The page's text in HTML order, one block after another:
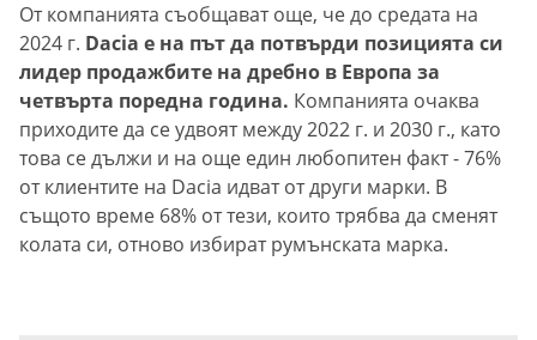
От компанията съобщават още, че до средата на
2024 г. Dacia е на път да потвърди позицията си
лидер продажбите на дребно в Европа за
четвърта поредна година. Компанията очаква
приходите да се удвоят между 2022 г. и 2030 г., като
това се дължи и на още един любопитен факт - 76%
от клиентите на Dacia идват от други марки. В
същото време 68% от тези, които трябва да сменят
колата си, отново избират румънската марка.